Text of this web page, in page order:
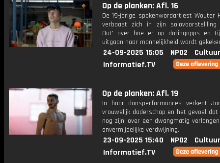
Op de planken: Afl. 16
De 19-jarige spokenwordartiest Wouter
verbaast zich in zijn solovoorstellling
Out' over hoe er op datingapps en
uitgaan naar mannelijkheid wordt
24-09-2025 15:05 NPO2
Informatief.TV
Op de planken: Afl. 19
In haar dansperformances verkent
vrouwelijk daderschap en het gevoel
nog zijn; over een dwangmatig
onvermijdelijke verdwijning.
23-09-2025 15:40 NPO2
Informatief.TV